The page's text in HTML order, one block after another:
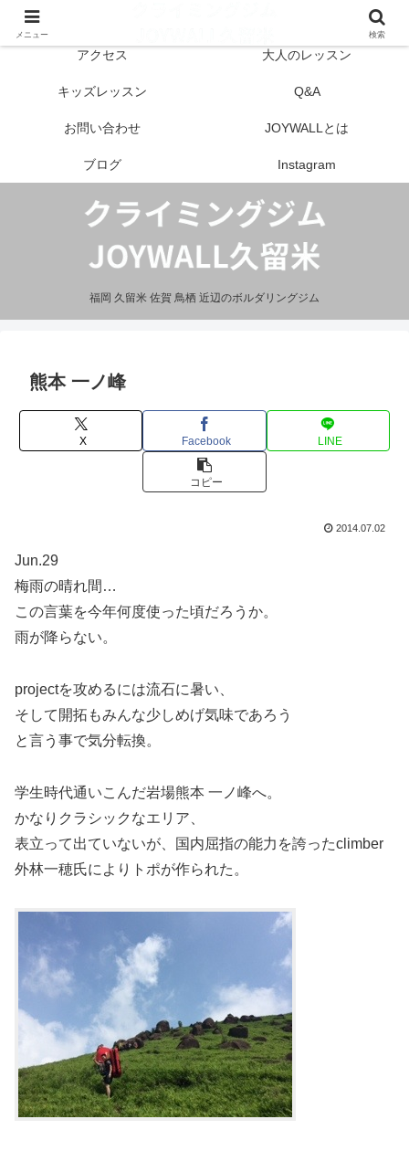
福岡 久留米 佐賀 鳥栖 近辺のボルダリングジム
アクセス 大人のレッスン
キッズレッスン Q&A
お問い合わせ JOYWALLとは
ブログ Instagram
熊本 一ノ峰
X Facebook LINE
コピー
2014.07.02
Jun.29
梅雨の晴れ間…
この言葉を今年何度使った頃だろうか。
雨が降らない。
projectを攻めるには流石に暑い、
そして開拓もみんな少しめげ気味であろう
と言う事で気分転換。
学生時代通いこんだ岩場熊本 一ノ峰へ。
かなりクラシックなエリア、
表立って出ていないが、国内屈指の能力を誇ったclimber
外林一穂氏によりトポが作られた。
メニュー 検索